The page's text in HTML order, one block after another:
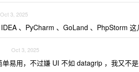
Oct 3, 2025
、PyCharm 、GoLand 、PhpStorm 这
Oct 3, 2025
单易用，不过嫌 UI 不如 datagrip ，我又不